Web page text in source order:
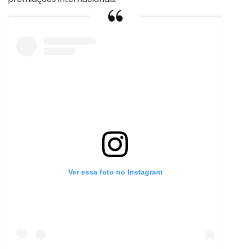
Ver essa foto no Instagram